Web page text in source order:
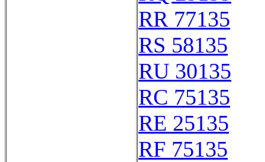
RR 77135
RS 58135
RU 30135
RC 75135
RE 25135
RF 75135